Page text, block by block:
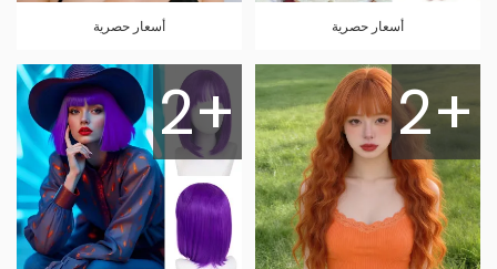
أسعار حصرية أسعار حصرية
2+
2+